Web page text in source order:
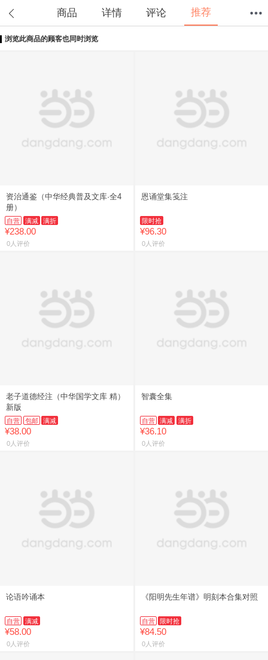
商品 详情 评论 推荐
浏览此商品的顾客也同时浏览
资治通鉴（中华经典普及文库·全4
册）
自营 满减 满折
¥238.00
0人评价
恩诵堂集笺注
限时抢
¥96.30
0人评价
老子道德经注（中华国学文库 精）
新版
自营 包邮 满减
¥38.00
0人评价
智囊全集
自营 满减 满折
¥36.10
0人评价
论语吟诵本
自营 满减
¥58.00
0人评价
《阳明先生年谱》明刻本合集对照
自营 限时抢
¥84.50
0人评价